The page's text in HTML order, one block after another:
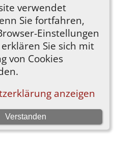
verwendet
Sie fortfahren,
Einstellungen
Sie sich mit
von Cookies
anzeigen
Verstanden